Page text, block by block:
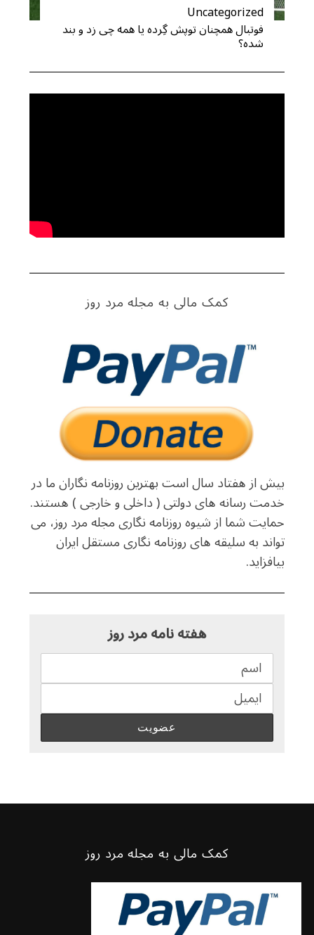
Uncategorized
فوتبال همچنان توپش گِرده یا همه چی زد و بند
شده؟
کمک مالی به مجله مرد روز
بیش از هفتاد سال است بهترین روزنامه نگاران ما در
خدمت رسانه های دولتی ( داخلی و خارجی ) هستند.
حمایت شما از شیوه روزنامه نگاری مجله مرد روز، می
تواند به سلیقه های روزنامه نگاری مستقل ایران
بیافزاید.
هفته نامه مرد روز
کمک مالی به مجله مرد روز